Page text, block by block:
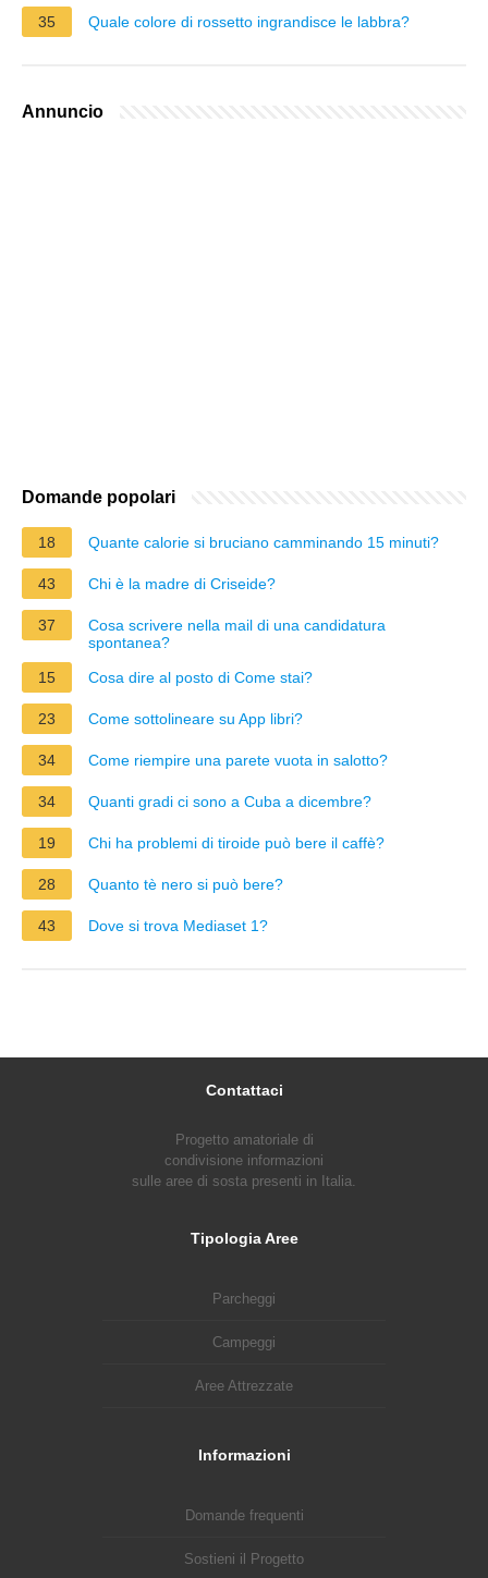
35
Quale colore di rossetto ingrandisce le labbra?
Annuncio
Domande popolari
18 Quante calorie si bruciano camminando 15 minuti?
43 Chi è la madre di Criseide?
37
Cosa scrivere nella mail di una candidatura
spontanea?
15
Cosa dire al posto di Come stai?
23 Come sottolineare su App libri?
34 Come riempire una parete vuota in salotto?
34 Quanti gradi ci sono a Cuba a dicembre?
19 Chi ha problemi di tiroide può bere il caffè?
28 Quanto tè nero si può bere?
43 Dove si trova Mediaset 1?
Contattaci
Progetto amatoriale di
condivisione informazioni
sulle aree di sosta presenti in Italia.
Tipologia Aree
Parcheggi
Campeggi
Aree Attrezzate
Informazioni
Domande frequenti
Sostieni il Progetto